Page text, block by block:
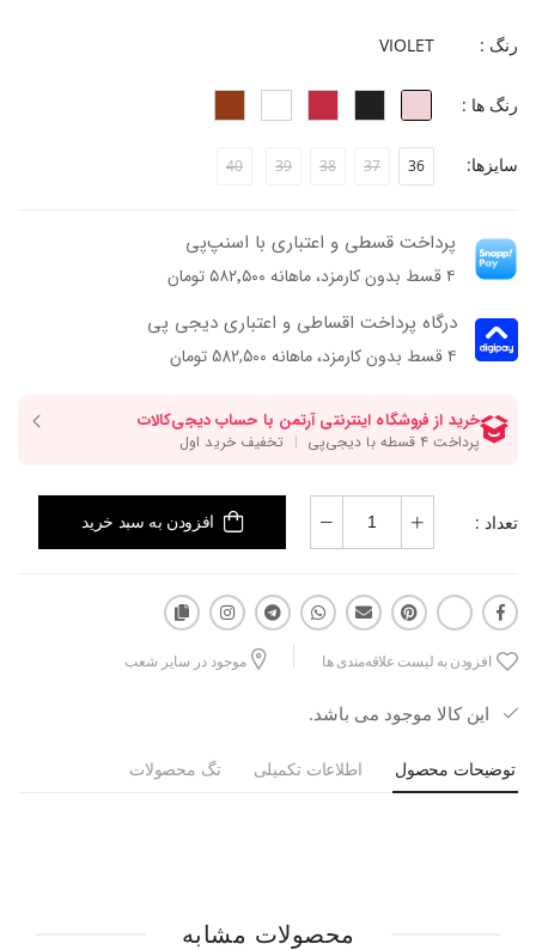
رنگ : VIOLET
رنگ ها :
سایزها: 36
37
38
39
40
پرداخت قسطی و اعتباری با اسنپ‌پی
۴ قسط بدون کارمزد، ماهانه ۵۸۲٬۵۰۰ تومان
درگاه پرداخت اقساطی و اعتباری دیجی پی
۴ قسط بدون کارمزد، ماهانه 582,500 تومان
تعداد : افزودن به سبد خرید
افزودن به لیست علاقه‌مندی ها موجود در سایر شعب
این کالا موجود می باشد.
توضیحات محصول اطلاعات تکمیلی تگ محصولات
محصولات مشابه